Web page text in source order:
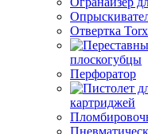
Отвертка
плоскогубцы
Перфоратор
картриджей